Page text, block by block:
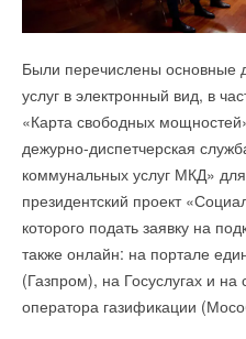
Были перечислены основные
услуг в электронный вид, в
«Карта свободных
дежурно-диспетчерская
коммунальных услуг МКД»
президентский проект
которого подать заявку на
также онлайн: на портале
(Газпром), на Госуслугах и на
оператора газификации
стендом испытания
Создание на территории
исследовательского
новых рабочих мест для
«Сегодня мы уже начали
испытаний для нужд
задача — это получение
сертификационных
упростит процедуру